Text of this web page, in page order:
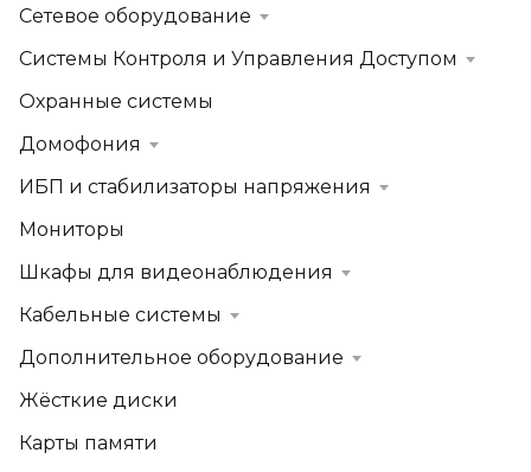
Сетевое оборудование
Системы Контроля и Управления Доступом
Охранные системы
Домофония
ИБП и стабилизаторы напряжения
Мониторы
Шкафы для видеонаблюдения
Кабельные системы
Дополнительное оборудование
Жёсткие диски
Карты памяти